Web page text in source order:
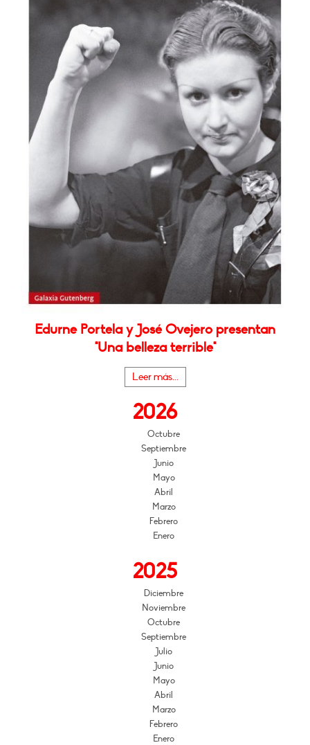
Edurne Portela y José Ovejero presentan
"Una belleza terrible"
Leer más...
2026
Octubre
Septiembre
Junio
Mayo
Abril
Marzo
Febrero
Enero
2025
Diciembre
Noviembre
Octubre
Septiembre
Julio
Junio
Mayo
Abril
Marzo
Febrero
Enero